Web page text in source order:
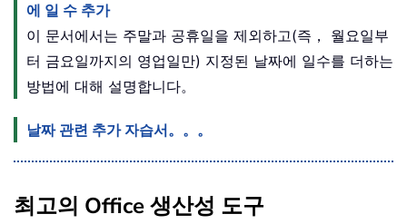
에 일 수 추가
이 문서에서는 주말과 공휴일을 제외하고(즉， 월요일부
터 금요일까지의 영업일만) 지정된 날짜에 일수를 더하는
방법에 대해 설명합니다。
날짜 관련 추가 자습서。。。
최고의 Office 생산성 도구